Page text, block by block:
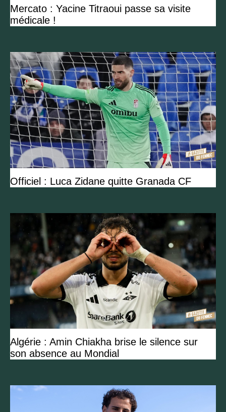
Mercato : Yacine Titraoui passe sa visite
médicale !
Officiel : Luca Zidane quitte Granada CF
Algérie : Amin Chiakha brise le silence sur
son absence au Mondial